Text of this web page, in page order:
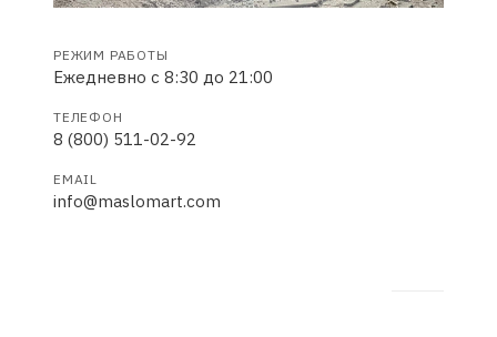
РЕЖИМ РАБОТЫ
Ежедневно с 8:30 до 21:00
ТЕЛЕФОН
8 (800) 511-02-92
EMAIL
info@maslomart.com